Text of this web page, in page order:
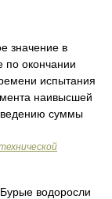
значение в
по окончании
испытания
наивысшей
суммы
водоросли